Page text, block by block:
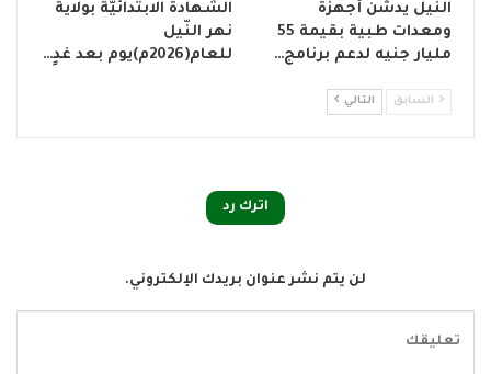
النيل يدشن أجهزة
ومعدات طبية بقيمة 55
مليار جنيه لدعم برنامج…
الشّهادة الابتدائيّة بولاية
نهر النّيل
للعام(2026م)يوم بعد غدٍ…
السابق التالي
اترك رد
لن يتم نشر عنوان بريدك الإلكتروني.